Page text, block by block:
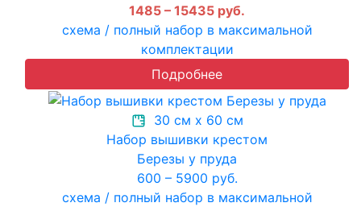
1485 – 15435 руб.
схема / полный набор в максимальной
комплектации
Подробнее
30 см х 60 см
Набор вышивки крестом
Березы у пруда
600 – 5900 руб.
схема / полный набор в максимальной